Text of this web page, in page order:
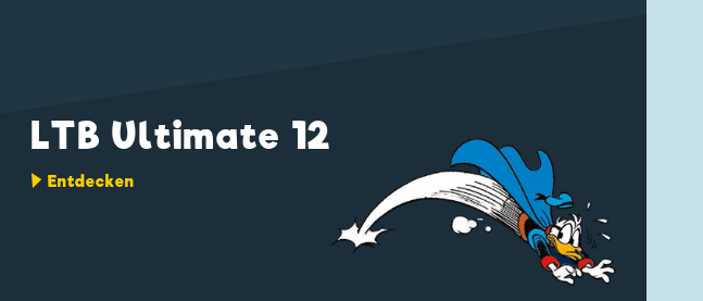
LTB Ultimate 12
Entdecken